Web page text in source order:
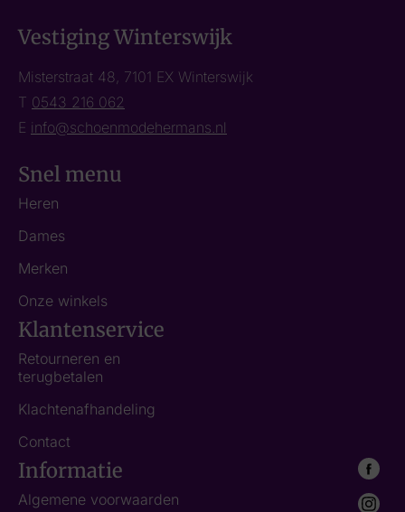
Vestiging Winterswijk
Misterstraat 48, 7101 EX Winterswijk
T 0543 216 062
E info@schoenmodehermans.nl
Snel menu
Heren
Dames
Merken
Onze winkels
Klantenservice
Retourneren en
terugbetalen
Klachtenafhandeling
Contact
Informatie
Algemene voorwaarden